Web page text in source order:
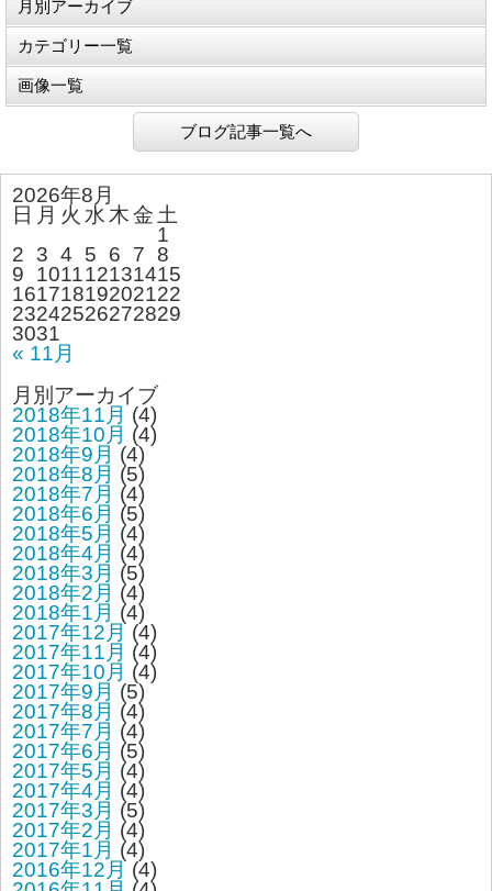
月別アーカイブ
カテゴリー一覧
画像一覧
ブログ記事一覧へ
2026年8月
日 月 火 水 木金 土
1
2 3 4 5 6 7 8
9
101112131415
16171819202122
23242526272829
3031
« 11月
月別アーカイブ
2018年11月 (4)
2018年10月 (4)
2018年9月 (4)
2018年8月 (5)
2018年7月 (4)
2018年6月 (5)
2018年5月 (4)
2018年4月 (4)
2018年3月 (5)
2018年2月 (4)
2018年1月 (4)
2017年12月 (4)
2017年11月 (4)
2017年10月 (4)
2017年9月 (5)
2017年8月 (4)
2017年7月 (4)
2017年6月 (5)
2017年5月 (4)
2017年4月 (4)
2017年3月 (5)
2017年2月 (4)
2017年1月 (4)
2016年12月 (4)